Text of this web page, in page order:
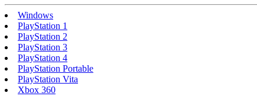
Windows
PlayStation 1
PlayStation 2
PlayStation 3
PlayStation 4
PlayStation Portable
PlayStation Vita
Xbox 360